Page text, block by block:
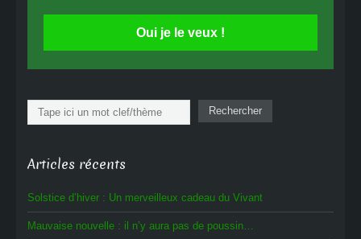
Oui je le veux !
Rechercher Rechercher
Articles récents
Solstice d’hiver : Un merveilleux cadeau du Vivant
Mauvaise nouvelle : il n’y aura pas de poussin…